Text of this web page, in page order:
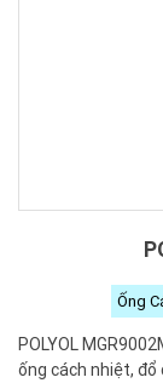
Ống
POLYOL
ống cách nhiệt, đổ